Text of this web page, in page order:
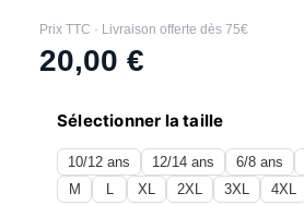
Prix TTC · Livraison offerte dès 75€
20,00 €
Sélectionner la taille
10/12 ans 12/14 ans 6/8 ans
M
L XL 2XL 3XL 4XL